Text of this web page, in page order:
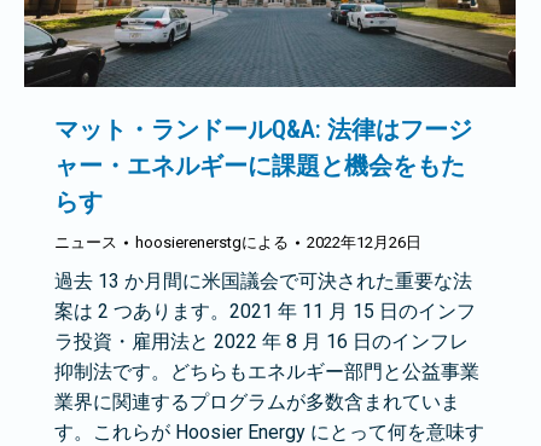
マット・ランドールQ&A: 法律はフージ
ャー・エネルギーに課題と機会をもた
らす
ニュース hoosierenerstgによる 2022年12月26日
過去 13 か月間に米国議会で可決された重要な法
案は 2 つあります。2021 年 11 月 15 日のインフ
ラ投資・雇用法と 2022 年 8 月 16 日のインフレ
抑制法です。どちらもエネルギー部門と公益事業
業界に関連するプログラムが多数含まれていま
す。これらが Hoosier Energy にとって何を意味す